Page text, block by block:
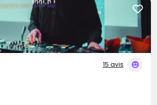
15 avis